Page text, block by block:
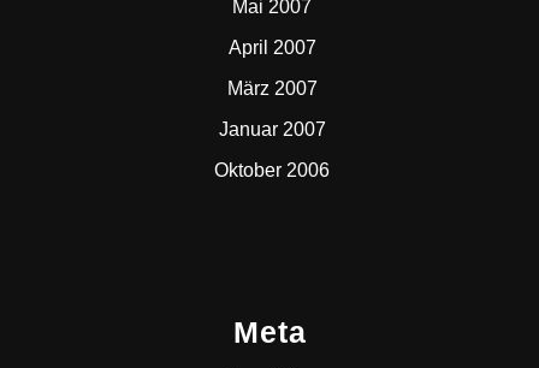
Mai 2007
April 2007
März 2007
Januar 2007
Oktober 2006
Meta